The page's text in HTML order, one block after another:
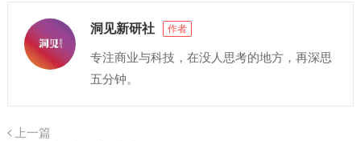
洞见新研社 作者
专注商业与科技，在没人思考的地方，再深思
五分钟。
上一篇